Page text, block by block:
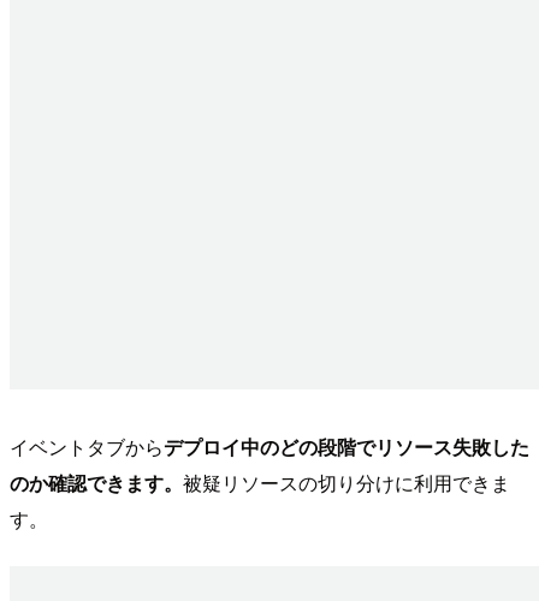
イベントタブからデプロイ中のどの段階でリソース失敗した
のか確認できます。 被疑リソースの切り分けに利用できま
す。